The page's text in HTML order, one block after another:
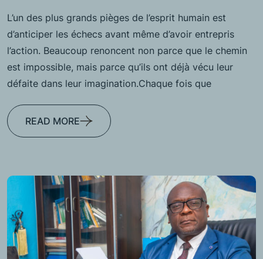
L’un des plus grands pièges de l’esprit humain est
d’anticiper les échecs avant même d’avoir entrepris
l’action. Beaucoup renoncent non parce que le chemin
est impossible, mais parce qu’ils ont déjà vécu leur
défaite dans leur imagination.Chaque fois que
READ MORE